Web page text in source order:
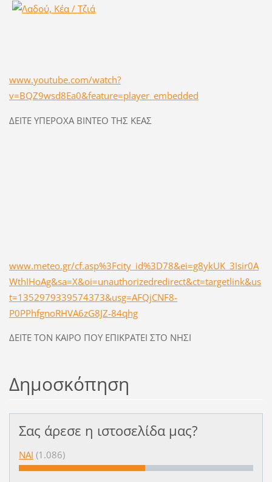
www.youtube.com/watch?
v=BQZ9wsd8Ea0&feature=player_embedded
ΔΕΙΤΕ ΥΠΕΡΟΧΑ ΒΙΝΤΕΟ ΤΗΣ ΚΕΑΣ
www.meteo.gr/cf.asp%3Fcity_id%3D78&ei=g8ykUK_3Isir0A
WthIHoAg&sa=X&oi=unauthorizedredirect&ct=targetlink&us
t=1352979339574373&usg=AFQjCNF8-
P0PPhfgnoRHVA6zG8JZ-84qhg
ΔΕΙΤΕ ΤΟΝ ΚΑΙΡΟ ΠΟΥ ΕΠΙΚΡΑΤΕΙ ΣΤΟ ΝΗΣΙ
Δημοσκόπηση
Σας άρεσε η ιστοσελίδα μας?
ΝΑΙ (1.086)